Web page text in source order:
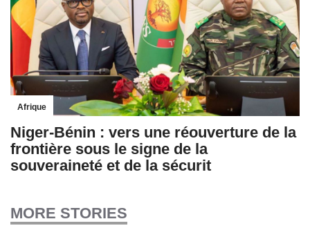
Afrique
Niger-Bénin : vers une réouverture de la
frontière sous le signe de la
souveraineté et de la sécurit
MORE STORIES